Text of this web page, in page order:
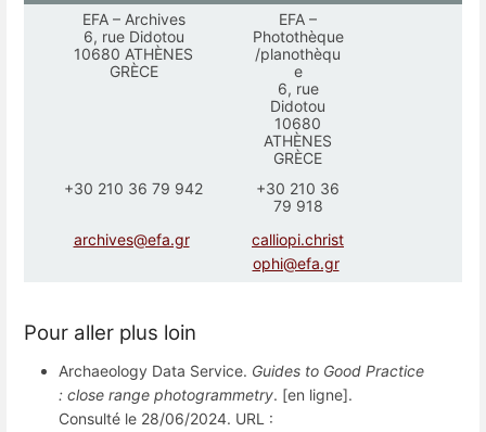
EFA – Archives
6, rue Didotou
10680 ATHÈNES
GRÈCE
EFA –
Photothèque
/planothèqu
e
6, rue
Didotou
10680
ATHÈNES
GRÈCE
+30 210 36 79 942
+30 210 36
79 918
archives@efa.gr
calliopi.christ
ophi@efa.gr
Pour aller plus loin
Archaeology Data Service. Guides to Good Practice
: close range photogrammetry. [en ligne].
Consulté le 28/06/2024. URL :